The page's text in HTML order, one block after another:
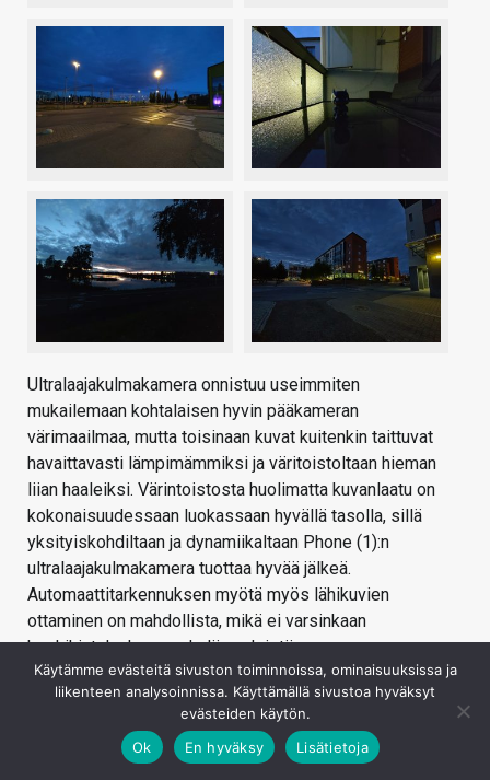
Ultralaajakulmakamera onnistuu useimmiten
mukailemaan kohtalaisen hyvin pääkameran
värimaailmaa, mutta toisinaan kuvat kuitenkin taittuvat
havaittavasti lämpimämmiksi ja väritoistoltaan hieman
liian haaleiksi. Värintoistosta huolimatta kuvanlaatu on
kokonaisuudessaan luokassaan hyvällä tasolla, sillä
yksityiskohdiltaan ja dynamiikaltaan Phone (1):n
ultralaajakulmakamera tuottaa hyvää jälkeä.
Automaattitarkennuksen myötä myös lähikuvien
ottaminen on mahdollista, mikä ei varsinkaan
keskihintaluokassa ole liian yleistä.
Hämärässä ultralaajakulmakameran kuvista tulee selvästi
pääkameraa hämärämpiä, minkä lisäksi niihin voi tulla
hieman vihertävä vivahde. Kuvat säilyvät kuitenkin
käyttökelpoisina ja kohinaa niihin ei juurikaan muodostu.
Käytämme evästeitä sivuston toiminnoissa, ominaisuuksissa ja
liikenteen analysoinnissa. Käyttämällä sivustoa hyväksyt
evästeiden käytön.
Ok
En hyväksy Lisätietoja